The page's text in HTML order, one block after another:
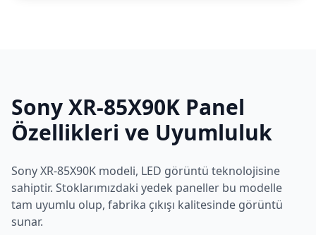
SonyXR-85X90K Panel
Özellikleri ve Uyumluluk
SonyXR-85X90K modeli, LED görüntü teknolojisine
sahiptir. Stoklarımızdaki yedek paneller bu modelle
tam uyumlu olup, fabrika çıkışı kalitesinde görüntü
sunar.